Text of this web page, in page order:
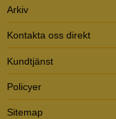
Arkiv
Kontakta oss direkt
Kundtjänst
Policyer
Sitemap